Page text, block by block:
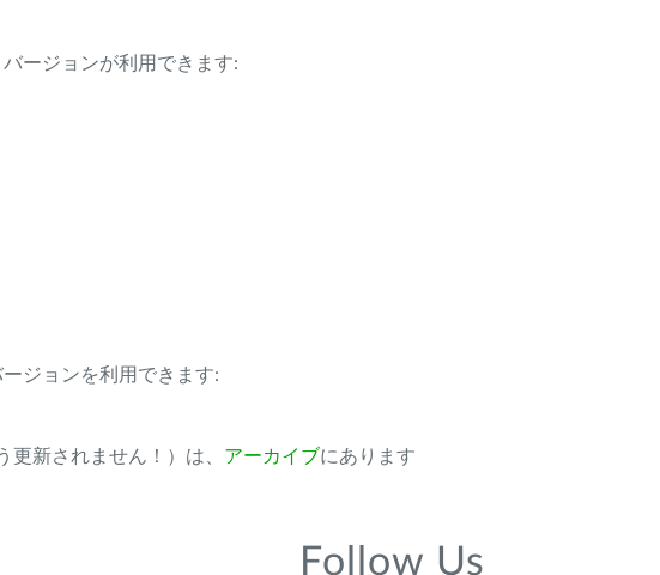
バージョンが利用できます:
ージョンを利用できます:
新されません！）は、 アーカイブにあります
Follow Us